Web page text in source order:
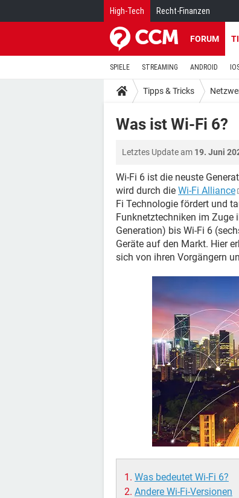
High-Tech Recht-Finanzen
FORUM
SPIELE STREAMING ANDROID
Tipps & Tricks
Was ist Wi-Fi 6?
Letztes Update am 19. Juni
Wi-Fi 6 ist die neuste
wird durch die Wi-Fi Alliance
Fi Technologie fördert und
Funknetztechniken im Zuge
Generation) bis Wi-Fi 6
Geräte auf den Markt. Hier
sich von ihren Vorgängern
Was bedeutet Wi-Fi 6?
Andere Wi-Fi-Versionen